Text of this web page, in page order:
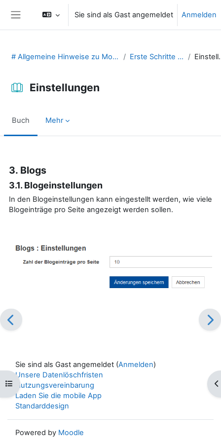
Website-Übersicht
Sie sind als Gast angemeldet Anmelden
Kursindex öffnen
# Allgemeine Hinweise zu Moodle (29131475) Erste Schritte in Moodle
Einstellungen
Buch Mehr
3. Blogs
3.1. Blogeinstellungen
In den Blogeinstellungen kann eingestellt werden, wie viele
Blogeinträge pro Seite angezeigt werden sollen.
Sie sind als Gast angemeldet (Anmelden)
Unsere Datenlöschfristen
Nutzungsvereinbarung
Laden Sie die mobile App
Standarddesign
Powered by Moodle